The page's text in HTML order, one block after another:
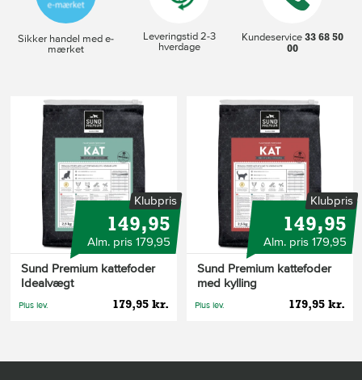
Sikker handel med e-
mærket
Leveringstid 2-3
hverdage
Kundeservice33 68 50
00
Klubpris
149,95
Alm. pris 179,95
Sund Premium kattefoder
Idealvægt
179,95 kr.
Plus lev.
Klubpris
149,95
Alm. pris 179,95
Sund Premium kattefoder
med kylling
179,95 kr.
Plus lev.